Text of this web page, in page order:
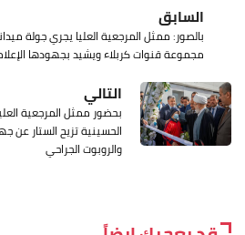
السابق
بالصور: ممثل المرجعية العليا يجري جولة
مجموعة قنوات كربلاء ويشيد بجهودها
التالي
بحضور ممثل المرجعية
والروبوت الجراحي